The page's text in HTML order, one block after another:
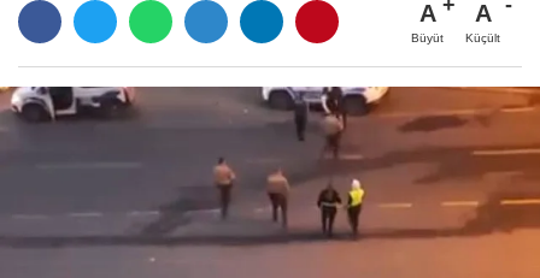
A
Büyüt
A
Küçült